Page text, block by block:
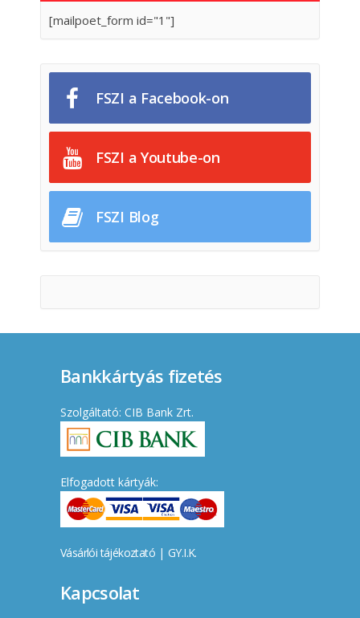
[mailpoet_form id="1"]
FSZI a Facebook-on
FSZI a Youtube-on
FSZI Blog
Bankkártyás fizetés
Szolgáltató: CIB Bank Zrt.
Elfogadott kártyák:
Vásárlói tájékoztató | GY.I.K.
Kapcsolat